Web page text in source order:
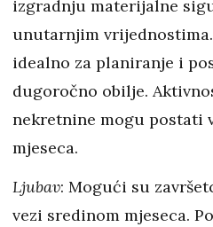
izgradnju materijalne
unutarnjim
idealno za planiranje i
dugoročno obilje.
nekretnine mogu postati
mjeseca.
Ljubav: Mogući su
vezi sredinom mjeseca.